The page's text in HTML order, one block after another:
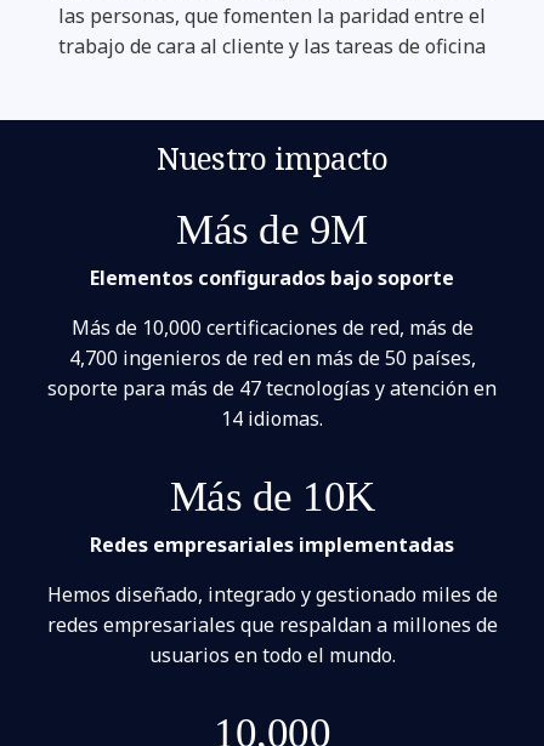
las personas, que fomenten la paridad entre el
trabajo de cara al cliente y las tareas de oficina
Nuestro impacto
Más de 9M
Elementos configurados bajo soporte
Más de 10,000 certificaciones de red, más de
4,700 ingenieros de red en más de 50 países,
soporte para más de 47 tecnologías y atención en
14 idiomas.
Más de 10K
Redes empresariales implementadas
Hemos diseñado, integrado y gestionado miles de
redes empresariales que respaldan a millones de
usuarios en todo el mundo.
10,000